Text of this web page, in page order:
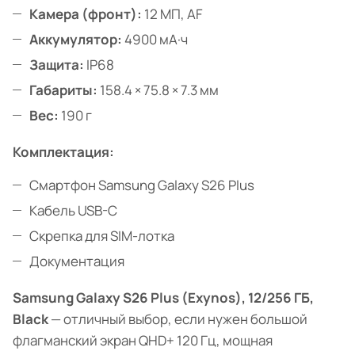
Камера (фронт): 12 МП, AF
Аккумулятор: 4900 мА·ч
Защита: IP68
Габариты: 158.4 × 75.8 × 7.3 мм
Вес: 190 г
Комплектация:
Смартфон Samsung Galaxy S26 Plus
Кабель USB-C
Скрепка для SIM-лотка
Документация
Samsung Galaxy S26 Plus (Exynos), 12/256 ГБ,
Black— отличный выбор, если нужен большой
флагманский экран QHD+ 120 Гц, мощная